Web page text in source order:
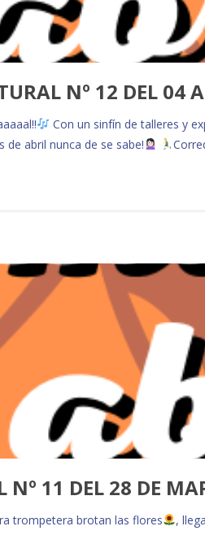
Nº 12 DEL 04
Con un sinfín de talleres y
de abril nunca de se sabe!
Nº 11 DEL 28 DE
trompetera brotan las flores ,